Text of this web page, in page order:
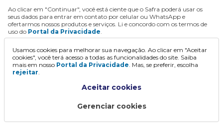
Ao clicar em "Continuar", você está ciente que o Safra poderá usar os
seus dados para entrar em contato por celular ou WhatsApp e
ofertarmos nossos produtos e serviços. Li e concordo com os termos de
uso do Portal da Privacidade.
Continuar
Usamos cookies para melhorar sua navegação. Ao clicar em "Aceitar
cookies", você terá acesso a todas as funcionalidades do site. Saiba
mais em nosso Portal da Privacidade. Mas, se preferir, escolha
rejeitar.
Aceitar cookies
Gerenciar cookies